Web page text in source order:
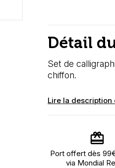
Détail
Set de
chiffon.
Lire la description
Port offert dès
via Mondial